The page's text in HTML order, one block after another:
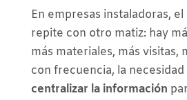
En empresas instaladoras,
repite con otro matiz: hay
más materiales, más visitas,
con frecuencia, la
centralizar la información